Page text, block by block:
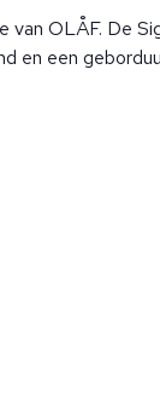
van OLÅF. De
en een